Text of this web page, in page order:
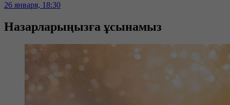
26 января, 18:30
Назарларыңызға ұсынамыз